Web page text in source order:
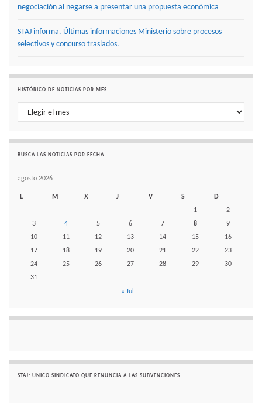
negociación al negarse a presentar una propuesta económica
STAJ informa. Últimas informaciones Ministerio sobre procesos
selectivos y concurso traslados.
HISTÓRICO DE NOTICIAS POR MES
Histórico de noticias por mes
BUSCA LAS NOTICIAS POR FECHA
agosto 2026
L M X J V S
D
1
2
3
4 5 6 7 8
9
10
11 12 13 14 15
16
17
18 19 20 21 22
23
24
25 26 27 28 29
30
31
« Jul
STAJ: UNICO SINDICATO QUE RENUNCIA A LAS SUBVENCIONES